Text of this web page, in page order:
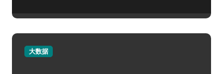
大数据